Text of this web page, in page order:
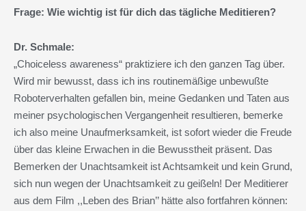
Frage: Wie wichtig ist für dich das tägliche Meditieren?
Dr. Schmale:
„Choiceless awareness“ praktiziere ich den ganzen Tag über.
Wird mir bewusst, dass ich ins routinemäßige unbewußte
Roboterverhalten gefallen bin, meine Gedanken und Taten aus
meiner psychologischen Vergangenheit resultieren, bemerke
ich also meine Unaufmerksamkeit, ist sofort wieder die Freude
über das kleine Erwachen in die Bewusstheit präsent. Das
Bemerken der Unachtsamkeit ist Achtsamkeit und kein Grund,
sich nun wegen der Unachtsamkeit zu geißeln! Der Meditierer
aus dem Film ,,Leben des Brian’’ hätte also fortfahren können: